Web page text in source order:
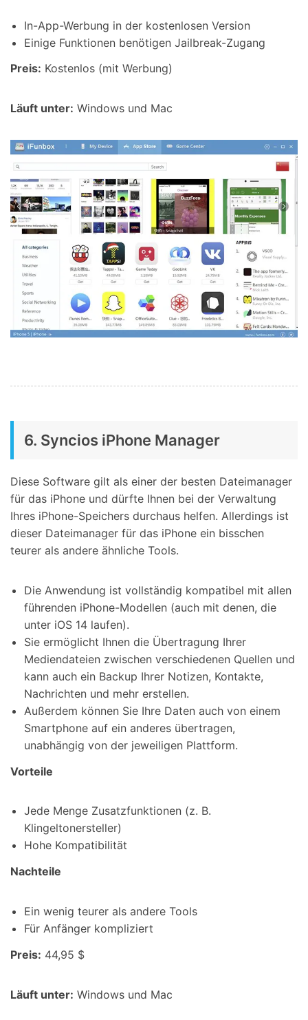
In-App-Werbung in der kostenlosen Version
Einige Funktionen benötigen Jailbreak-Zugang
Preis: Kostenlos (mit Werbung)
Läuft unter: Windows und Mac
6. Syncios iPhone Manager
Diese Software gilt als einer der besten Dateimanager
für das iPhone und dürfte Ihnen bei der Verwaltung
Ihres iPhone-Speichers durchaus helfen. Allerdings ist
dieser Dateimanager für das iPhone ein bisschen
teurer als andere ähnliche Tools.
Die Anwendung ist vollständig kompatibel mit allen
führenden iPhone-Modellen (auch mit denen, die
unter iOS 14 laufen).
Sie ermöglicht Ihnen die Übertragung Ihrer
Mediendateien zwischen verschiedenen Quellen und
kann auch ein Backup Ihrer Notizen, Kontakte,
Nachrichten und mehr erstellen.
Außerdem können Sie Ihre Daten auch von einem
Smartphone auf ein anderes übertragen,
unabhängig von der jeweiligen Plattform.
Vorteile
Jede Menge Zusatzfunktionen (z. B.
Klingeltonersteller)
Hohe Kompatibilität
Nachteile
Ein wenig teurer als andere Tools
Für Anfänger kompliziert
Preis: 44,95 $
Läuft unter: Windows und Mac